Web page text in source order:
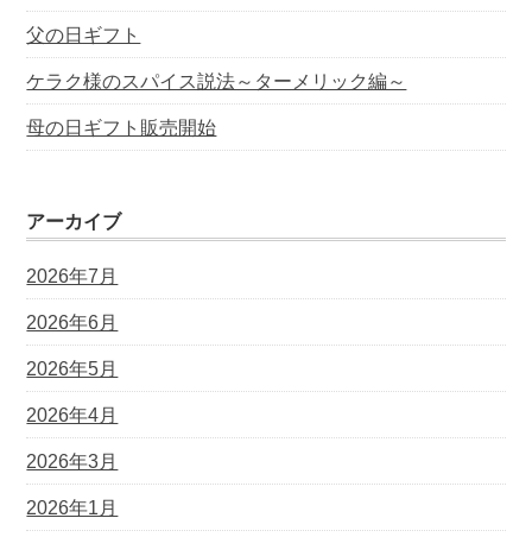
父の日ギフト
ケラク様のスパイス説法～ターメリック編～
母の日ギフト販売開始
アーカイブ
2026年7月
2026年6月
2026年5月
2026年4月
2026年3月
2026年1月